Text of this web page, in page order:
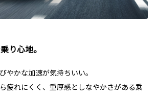
り心地。
やかな加速が気持ちいい。
疲れにくく、重厚感としなやかさがある乗